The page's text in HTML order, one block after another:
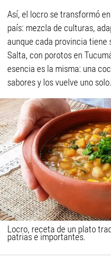
Así, el locro se transformó
país: mezcla de culturas,
aunque cada provincia tiene
Salta, con porotos en
esencia es la misma: una
sabores y los vuelve uno solo.
Locro, receta de un plato
patrias e importantes.